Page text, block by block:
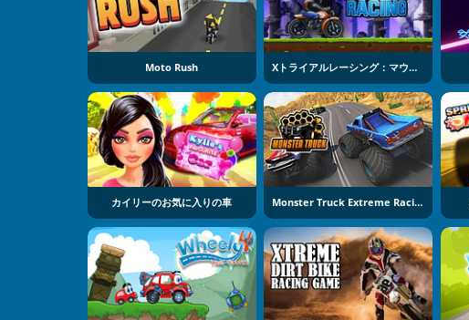
Moto Rush Xトライアルレーシング：マウンテンアドベンチャー
カイリーのお気に入りの車 Monster Truck Extreme Racing